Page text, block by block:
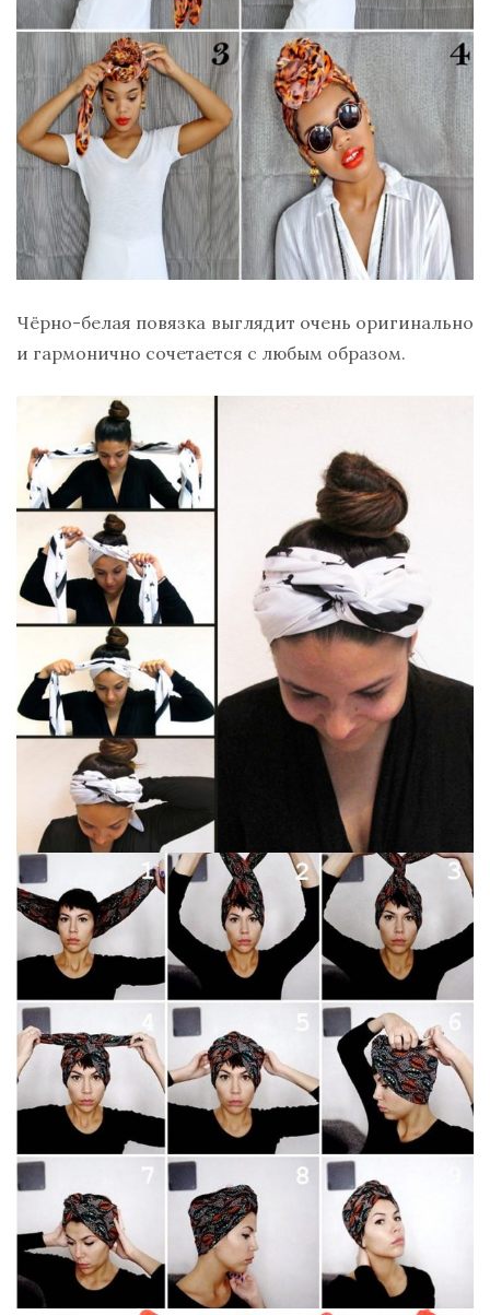
Чёрно-белая повязка выглядит очень оригинально
и гармонично сочетается с любым образом.